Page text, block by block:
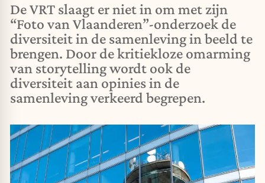
De VRT slaagt er niet in om met zijn
“Foto van Vlaanderen”-onderzoek de
diversiteit in de samenleving in beeld te
brengen. Door de kritiekloze omarming
van storytelling wordt ook de
diversiteit aan opinies in de
samenleving verkeerd begrepen.